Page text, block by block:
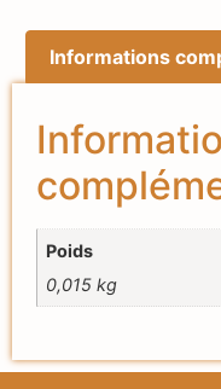
Informations
Poids
0,015 kg